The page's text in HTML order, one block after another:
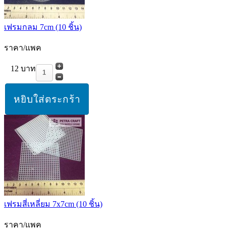
เฟรมกลม 7cm (10 ชิ้น)
ราคา/แพค
12 บาท
เฟรมสี่เหลี่ยม 7x7cm (10 ชิ้น)
ราคา/แพค